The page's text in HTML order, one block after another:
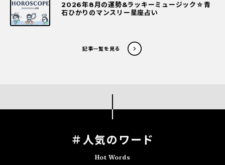
2026年8月の運勢&ラッキーミュージック☆青
石ひかりのマンスリー星座占い
記事一覧を見る
＃人気のワード
Hot Words